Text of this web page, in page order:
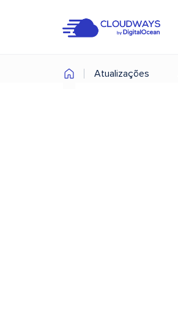
Atualizações